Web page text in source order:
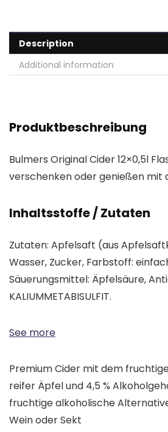
Description
Additional information
Produktbeschreibung
Bulmers Original Cider 12×0,5l
verschenken oder genießen mit
Inhaltsstoffe / Zutaten
Zutaten: Apfelsaft (aus
Wasser, Zucker, Farbstoff:
Säuerungsmittel: Äpfelsäure,
KALIUMMETABISULFIT.
See more
Premium Cider mit dem
reifer Äpfel und 4,5 %
fruchtige alkoholische Alternative
Wein oder Sekt